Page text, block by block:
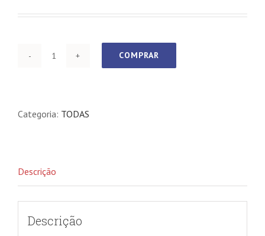
COMPRESSOR
PARAFUSO
quantidade
COMPRAR
Categoria: TODAS
Descrição
Descrição